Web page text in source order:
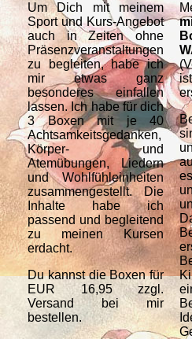
Um Dich mit meinem
Sport und Kurs-Angebot
auch in Zeiten ohne
Präsenzveranstaltungen
zu begleiten, habe ich
mir etwas ganz
besonderes einfallen
lassen. Ich habe für dich
3 Boxen mit je 40
Achtsamkeitsgedanken,
Körper- und
Atemübungen, Liedern
und Wohlfühleinheiten
zusammengestellt. Die
Inhalte habe ich
passend und begleitend
zu meinen Kursen
erdacht.
Du kannst die Boxen für
EUR 16,95 zzgl.
Versand bei mir
bestellen.